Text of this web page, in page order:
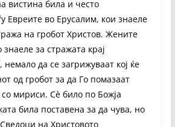
вистина била и често
Евреите во Ерусалим, кои знаеле
на гробот Христов. Жените
за стражата крај
немало да се загрижуваат кој ќе
од гробот за да Го помазаат
со мириси. Сè било по Божја
била поставена за да чува, но
на Христовото